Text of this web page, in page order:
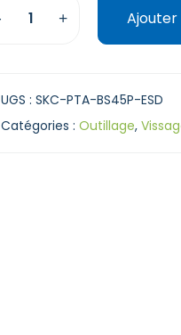
Ajouter
UGS : SKC-PTA-BS45P-ESD
Catégories : Outillage,